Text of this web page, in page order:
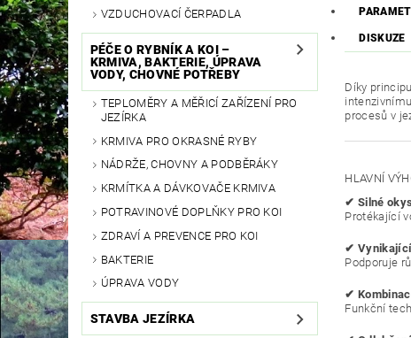
VZDUCHOVACÍ ČERPADLA
PÉČE O RYBNÍK A KOI –
KRMIVA, BAKTERIE, ÚPRAVA
VODY, CHOVNÉ POTŘEBY
TEPLOMĚRY A MĚŘICÍ ZAŘÍZENÍ PRO
JEZÍRKA
KRMIVA PRO OKRASNÉ RYBY
NÁDRŽE, CHOVNY A PODBĚRÁKY
KRMÍTKA A DÁVKOVAČE KRMIVA
POTRAVINOVÉ DOPLŇKY PRO KOI
ZDRAVÍ A PREVENCE PRO KOI
BAKTERIE
ÚPRAVA VODY
STAVBA JEZÍRKA
DISKUZE
Díky
procesů v
HLAVNÍ
✔ Silné
Protékající
✔
Podporuje
✔
Funkční